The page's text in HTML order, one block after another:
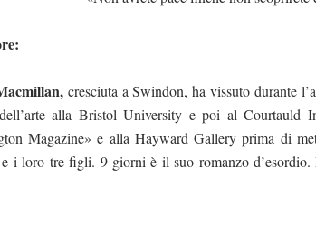
cresciuta a Swindon, ha vissuto durante
alla Bristol University e poi al
Magazine» e alla Hayward Gallery prima di
i loro tre figli. 9 giorni è il suo romanzo